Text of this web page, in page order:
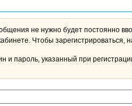
не нужно будет постоянно
переписку вы сможете внутри портала в Персональном кабинете. Чтобы
и пароль, указанный при